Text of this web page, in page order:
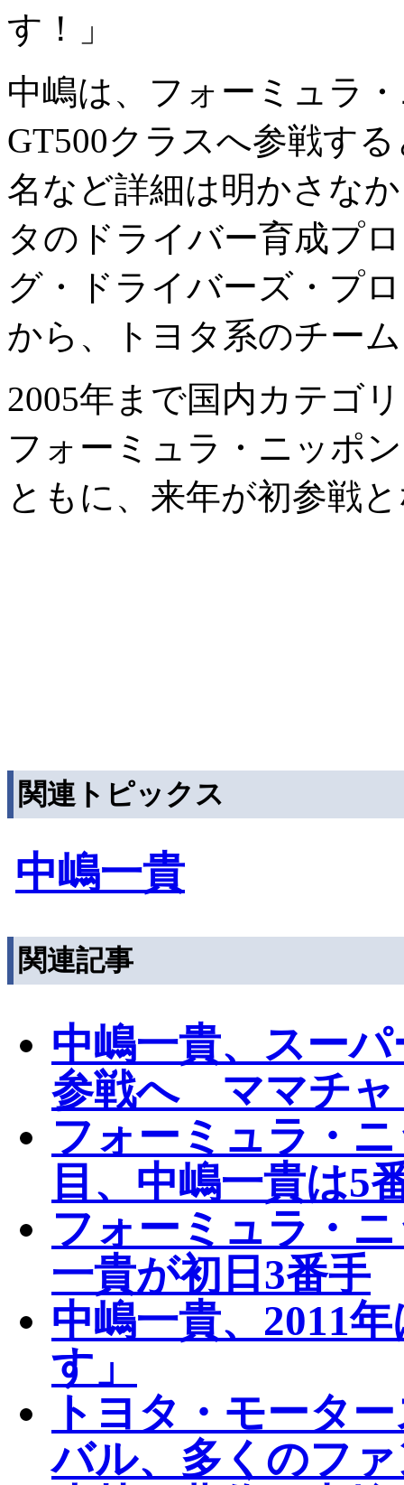
す！」
中嶋は、フォーミュラ
GT500クラスへ参戦す
名など詳細は明かさな
タのドライバー育成プ
グ・ドライバーズ・プ
から、トヨタ系のチー
2005年まで国内カテゴ
フォーミュラ・ニッポ
ともに、来年が初参戦
関連トピックス
中嶋一貴
関連記事
中嶋一貴、スー
参戦へ ママチャ
フォーミュラ・
目、中嶋一貴は5
フォーミュラ・
一貴が初日3番手
中嶋一貴、2011
す」
トヨタ・モータ
バル、多くのフ